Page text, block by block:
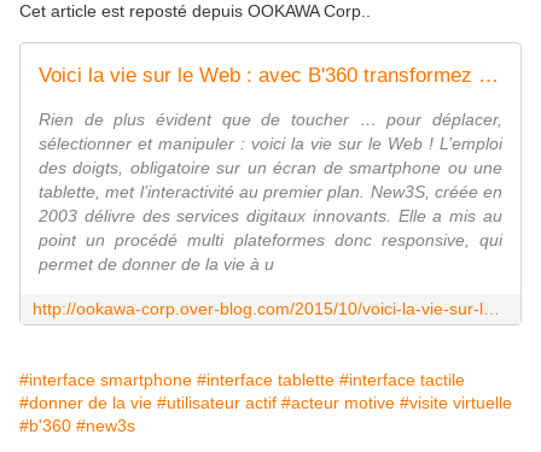
Cet article est reposté depuis OOKAWA Corp.
Voici la vie sur le Web : avec B'360 transformez les internautes en utilisateurs actifs pour être des acteurs motivés
Rien de plus évident que de toucher … pour déplacer,
sélectionner et manipuler : voici la vie sur le Web ! L’emploi
des doigts, obligatoire sur un écran de smartphone ou une
tablette, met l’interactivité au premier plan. New3S, créée en
2003 délivre des services digitaux innovants. Elle a mis au
point un procédé multi plateformes donc responsive, qui
permet de donner de la vie à u
#interface smartphone #interface tablette #interface tactile
#donner de la vie #utilisateur actif #acteur motive #visite virtuelle
#b'360 #new3s